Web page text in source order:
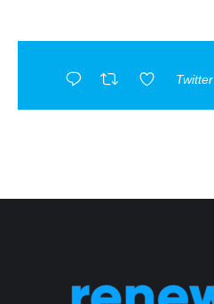
Twitter